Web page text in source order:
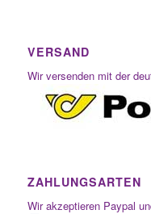
VERSAND
Wir versenden mit der
ZAHLUNGSARTEN
Wir akzeptieren Paypal